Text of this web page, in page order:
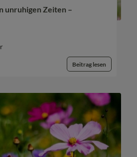
unruhigen Zeiten –
Beitrag lesen